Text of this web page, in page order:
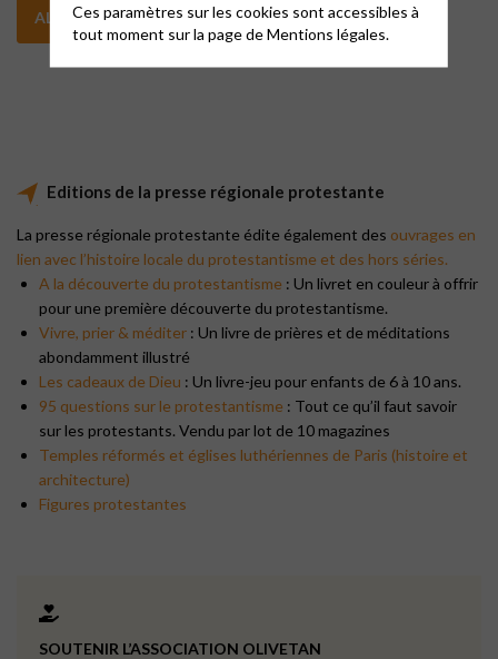
ALLER SUR LE SITE
Editions de la presse régionale protestante
La presse régionale protestante édite également des ouvrages en
lien avec l’histoire locale du protestantisme et des hors séries.
A la découverte du protestantisme : Un livret en couleur à offrir
pour une première découverte du protestantisme.
Vivre, prier & méditer : Un livre de prières et de méditations
abondamment illustré
Les cadeaux de Dieu : Un livre-jeu pour enfants de 6 à 10 ans.
95 questions sur le protestantisme : Tout ce qu’il faut savoir
sur les protestants. Vendu par lot de 10 magazines
Temples réformés et églises luthériennes de Paris (histoire et
architecture)
Figures protestantes
SOUTENIR L’ASSOCIATION OLIVETAN
Ces paramètres sur les cookies sont accessibles à
tout moment sur la page deMentions légales.